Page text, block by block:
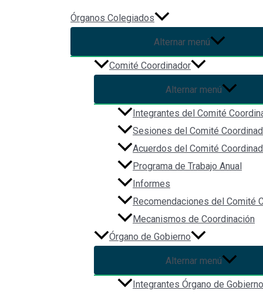
Órganos Colegiados
Alternar menú
Comité Coordinador
Alternar menú
Integrantes del Comité
Sesiones del Comité
Acuerdos del Comité
Programa de Trabajo Anual
Informes
Recomendaciones del Comité
Mecanismos de Coordinación
Órgano de Gobierno
Alternar menú
Integrantes Órgano de Gobierno
Segunda Sesión Ordinaria
Sistema Estatal
Sede: Tribunal de Justicia Administrativa del Estado de
https://www.youtube.com/